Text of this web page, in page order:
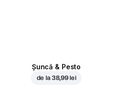
Șuncă & Pesto
de la 38,99 lei